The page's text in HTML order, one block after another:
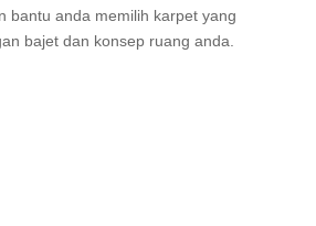
bantu anda memilih karpet yang
bajet dan konsep ruang anda.